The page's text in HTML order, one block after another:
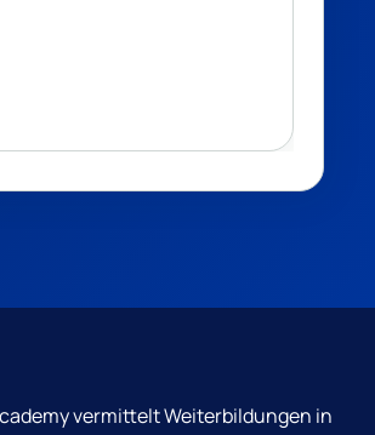
vermittelt Weiterbildungen in